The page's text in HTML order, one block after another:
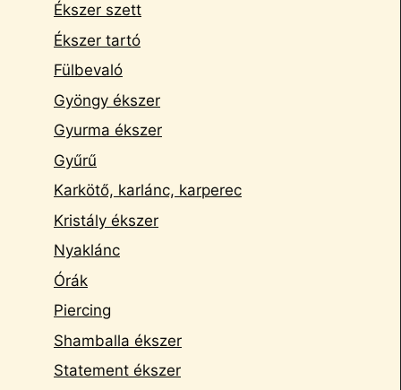
Ékszer szett
Ékszer tartó
Fülbevaló
Gyöngy ékszer
Gyurma ékszer
Gyűrű
Karkötő, karlánc, karperec
Kristály ékszer
Nyaklánc
Órák
Piercing
Shamballa ékszer
Statement ékszer